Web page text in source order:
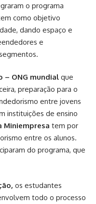
o programa
como objetivo
dando espaço e
e
– ONG mundial que
preparação para o
entre jovens
instituições de ensino
Miniempresa tem por
entre os alunos.
do programa, que
os estudantes
todo o processo